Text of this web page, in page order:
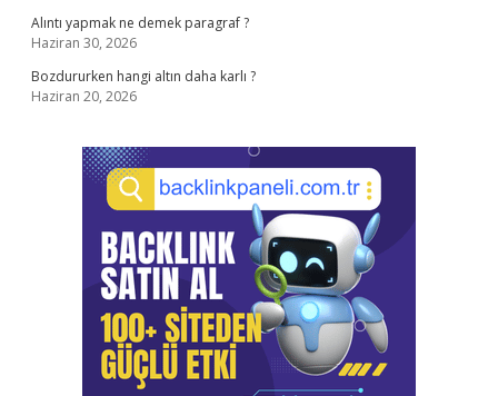
Alıntı yapmak ne demek paragraf ?
Haziran 30, 2026
Bozdururken hangi altın daha karlı ?
Haziran 20, 2026